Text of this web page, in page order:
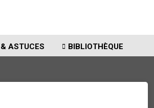
ASTUCES BIBLIOTHÈQUE